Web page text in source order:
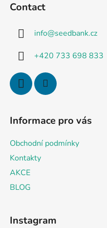
Contact
info@seedbank.cz
+420 733 698 833
Informace pro vás
Obchodní podmínky
Kontakty
AKCE
BLOG
Instagram